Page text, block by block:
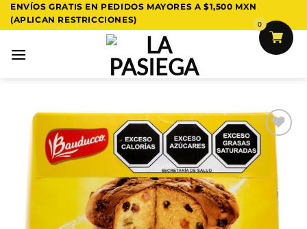
Saltar
ENVÍOS GRATIS EN PEDIDOS MAYORES A $1,500 MXN
(APLICAN RESTRICCIONES)
Añadir
a la
lista
de
deseos
0